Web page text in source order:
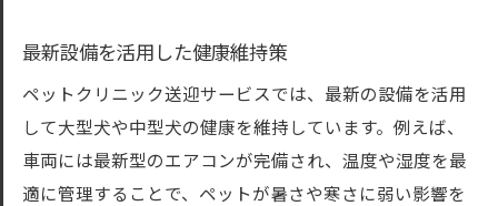
最新設備を活用した健康維持策
ペットクリニック送迎サービスでは、最新の設備を活用
して大型犬や中型犬の健康を維持しています。例えば、
車両には最新型のエアコンが完備され、温度や湿度を最
適に管理することで、ペットが暑さや寒さに弱い影響を